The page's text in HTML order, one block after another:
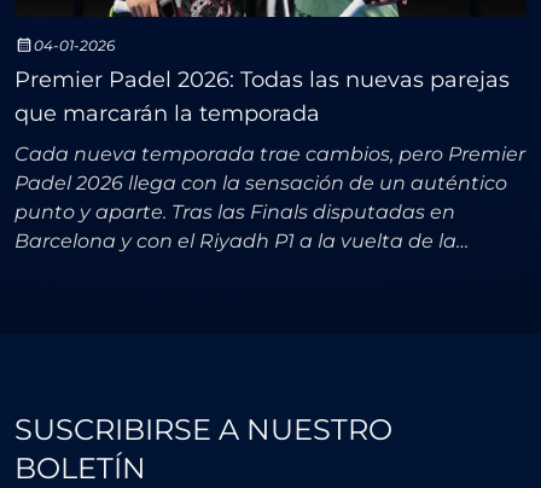
04-01-2026
Premier Padel 2026: Todas las nuevas parejas
que marcarán la temporada
Cada nueva temporada trae cambios, pero Premier
Padel 2026 llega con la sensación de un auténtico
punto y aparte. Tras las Finals disputadas en
Barcelona y con el Riyadh P1 a la vuelta de la
SUSCRIBIRSE A NUESTRO
BOLETÍN